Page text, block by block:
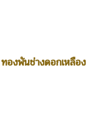
องพันช่างดอกเหลือง